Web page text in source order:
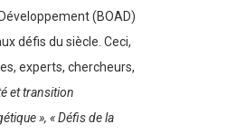
(BOAD)
défis du siècle. Ceci,
experts, chercheurs,
et transition
», « Défis de la